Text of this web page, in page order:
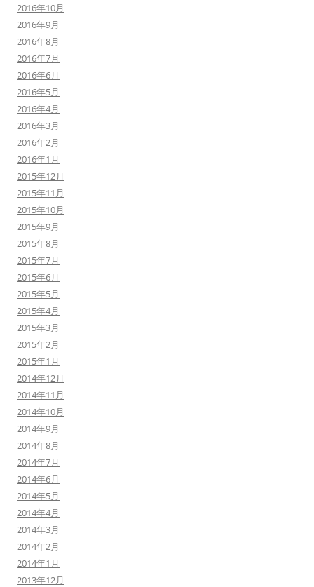
2016年10月
2016年9月
2016年8月
2016年7月
2016年6月
2016年5月
2016年4月
2016年3月
2016年2月
2016年1月
2015年12月
2015年11月
2015年10月
2015年9月
2015年8月
2015年7月
2015年6月
2015年5月
2015年4月
2015年3月
2015年2月
2015年1月
2014年12月
2014年11月
2014年10月
2014年9月
2014年8月
2014年7月
2014年6月
2014年5月
2014年4月
2014年3月
2014年2月
2014年1月
2013年12月